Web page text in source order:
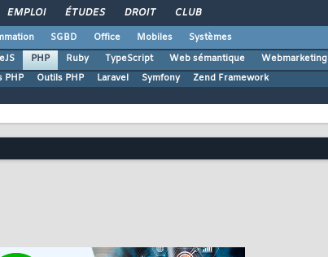
EMPLOI ÉTUDES DROIT CLUB
SGBD Office Mobiles
Systèmes
PHP Ruby TypeScript Web sémantique Webmarketing
PHP Outils PHP Laravel Symfony Zend Framework